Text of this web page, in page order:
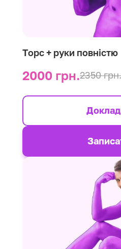
Торс + руки повністю
2000 грн.2350 грн.